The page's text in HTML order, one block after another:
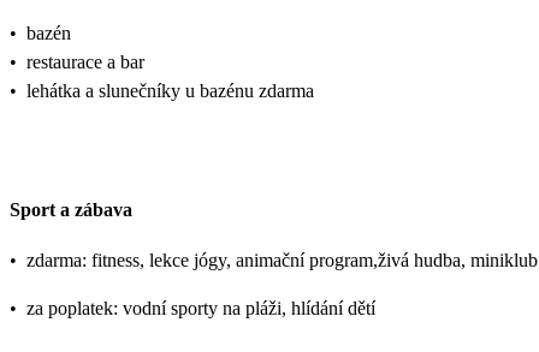
• bazén
• restaurace a bar
• lehátka a slunečníky u bazénu zdarma
Sport a zábava
• zdarma: fitness, lekce jógy, animační program,živá hudba, miniklub
• za poplatek: vodní sporty na pláži, hlídání dětí